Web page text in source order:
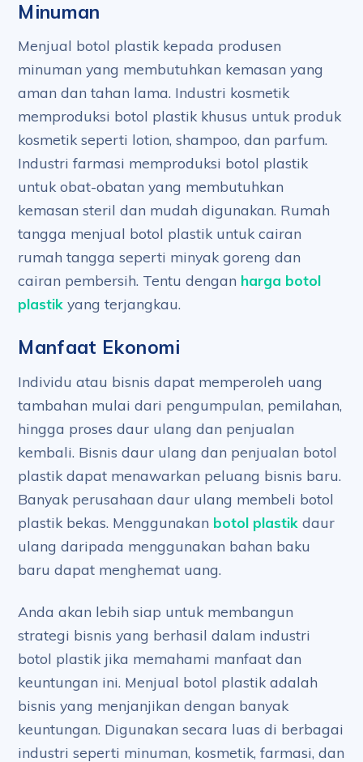
Minuman
Menjual botol plastik kepada produsen
minuman yang membutuhkan kemasan yang
aman dan tahan lama. Industri kosmetik
memproduksi botol plastik khusus untuk produk
kosmetik seperti lotion, shampoo, dan parfum.
Industri farmasi memproduksi botol plastik
untuk obat-obatan yang membutuhkan
kemasan steril dan mudah digunakan. Rumah
tangga menjual botol plastik untuk cairan
rumah tangga seperti minyak goreng dan
cairan pembersih. Tentu dengan harga botol
plastik yang terjangkau.
Manfaat Ekonomi
Individu atau bisnis dapat memperoleh uang
tambahan mulai dari pengumpulan, pemilahan,
hingga proses daur ulang dan penjualan
kembali. Bisnis daur ulang dan penjualan botol
plastik dapat menawarkan peluang bisnis baru.
Banyak perusahaan daur ulang membeli botol
plastik bekas. Menggunakan botol plastik daur
ulang daripada menggunakan bahan baku
baru dapat menghemat uang.
Anda akan lebih siap untuk membangun
strategi bisnis yang berhasil dalam industri
botol plastik jika memahami manfaat dan
keuntungan ini. Menjual botol plastik adalah
bisnis yang menjanjikan dengan banyak
keuntungan. Digunakan secara luas di berbagai
industri seperti minuman, kosmetik, farmasi, dan